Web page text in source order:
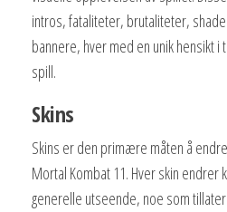
intros, fataliteter, brutaliteter,
bannere, hver med en unik hensikt i
spill.
Skins
Skins er den primære måten å
Mortal Kombat 11. Hver skin endrer
generelle utseende, noe som